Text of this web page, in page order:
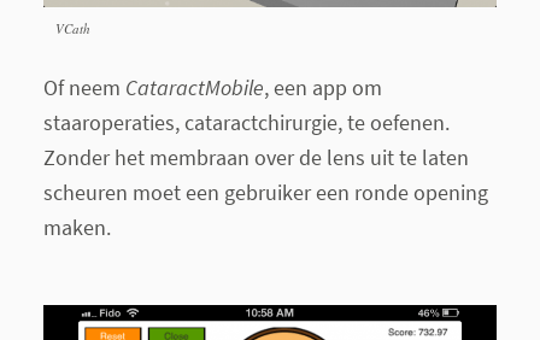
VCath
Of neem CataractMobile, een app om
staaroperaties, cataractchirurgie, te oefenen.
Zonder het membraan over de lens uit te laten
scheuren moet een gebruiker een ronde opening
maken.